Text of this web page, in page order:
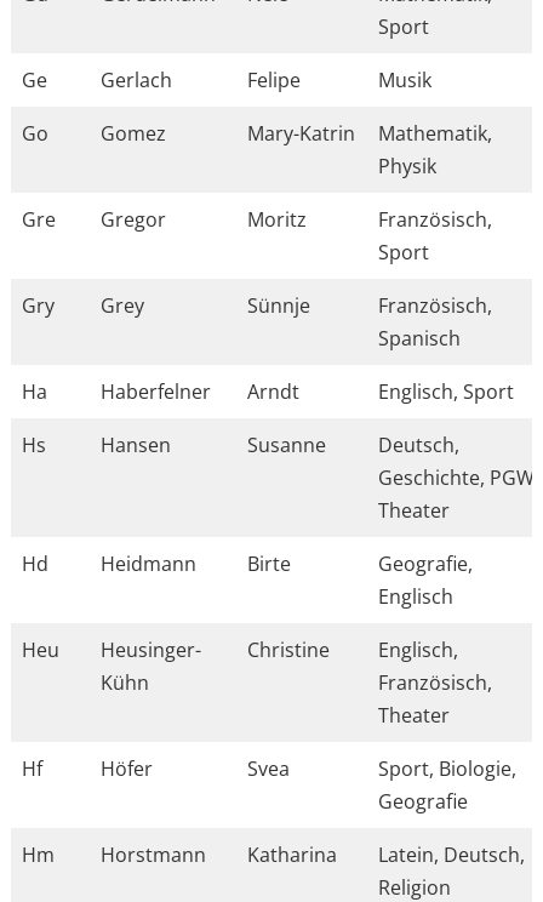
Sport
Ge
Gerlach Felipe
Musik
Go
Gomez Mary-Katrin
Mathematik,
Physik
Gre
Gregor Moritz
Französisch,
Sport
Gry
Grey Sünnje
Französisch,
Spanisch
Ha
Haberfelner Arndt
Englisch, Sport
Hs
Hansen Susanne
Deutsch,
Geschichte, PGW,
Theater
Hd
Heidmann Birte
Geografie,
Englisch
Heu
Heusinger-
Kühn
Christine
Englisch,
Französisch,
Theater
Hf
Höfer Svea
Sport, Biologie,
Geografie
Hm
Horstmann Katharina
Latein, Deutsch,
Religion